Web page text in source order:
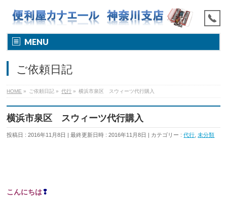
MENU
ご依頼日記
HOME » ご依頼日記 » 代行 » 横浜市泉区 スウィーツ代行購入
横浜市泉区 スウィーツ代行購入
投稿日 : 2016年11月8日 最終更新日時 : 2016年11月8日 カテゴリー :代行 ,未分類
こんにちは❢